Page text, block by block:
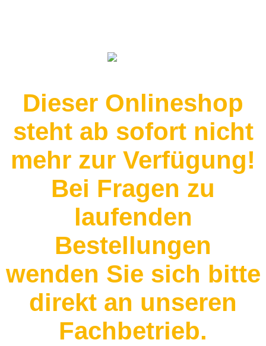
Dieser Onlineshop
steht ab sofort nicht
mehr zur Verfügung!
Bei Fragen zu
laufenden
Bestellungen
wenden Sie sich bitte
direkt an unseren
Fachbetrieb.